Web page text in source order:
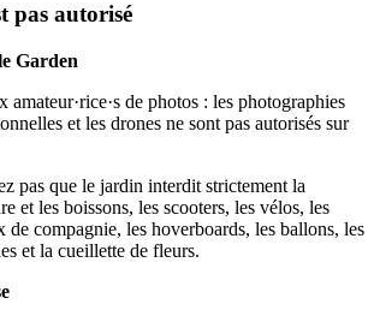
pas autorisé
Garden
amateur·rice·s de photos : les photographies
et les drones ne sont pas autorisés sur
pas que le jardin interdit strictement la
et les boissons, les scooters, les vélos, les
de compagnie, les hoverboards, les ballons, les
et la cueillette de fleurs.